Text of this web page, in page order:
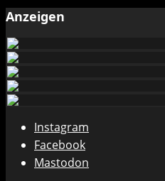
Anzeigen
Instagram
Facebook
Mastodon